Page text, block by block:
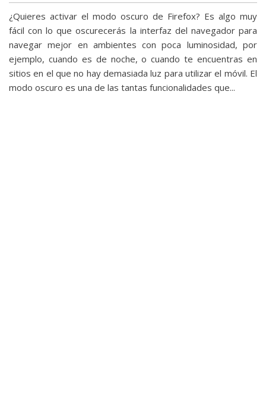
¿Quieres activar el modo oscuro de Firefox? Es algo muy
fácil con lo que oscurecerás la interfaz del navegador para
navegar mejor en ambientes con poca luminosidad, por
ejemplo, cuando es de noche, o cuando te encuentras en
sitios en el que no hay demasiada luz para utilizar el móvil. El
modo oscuro es una de las tantas funcionalidades que...